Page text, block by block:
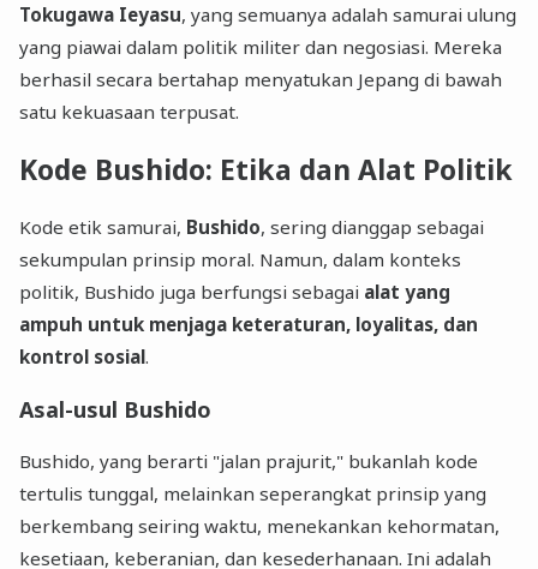
Tokugawa Ieyasu, yang semuanya adalah samurai ulung
yang piawai dalam politik militer dan negosiasi. Mereka
berhasil secara bertahap menyatukan Jepang di bawah
satu kekuasaan terpusat.
Kode Bushido: Etika dan Alat Politik
Kode etik samurai, Bushido, sering dianggap sebagai
sekumpulan prinsip moral. Namun, dalam konteks
politik, Bushido juga berfungsi sebagai alat yang
ampuh untuk menjaga keteraturan, loyalitas, dan
kontrol sosial.
Asal-usul Bushido
Bushido, yang berarti "jalan prajurit," bukanlah kode
tertulis tunggal, melainkan seperangkat prinsip yang
berkembang seiring waktu, menekankan kehormatan,
kesetiaan, keberanian, dan kesederhanaan. Ini adalah